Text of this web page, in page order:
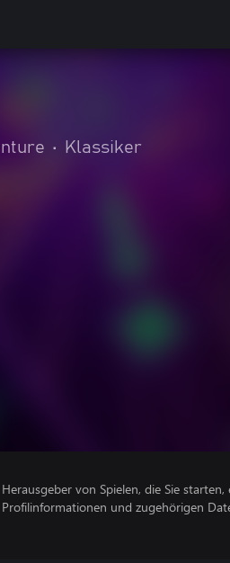
• Klassiker
Herausgeber von Spielen, die Sie
Profilinformationen und zugehörigen